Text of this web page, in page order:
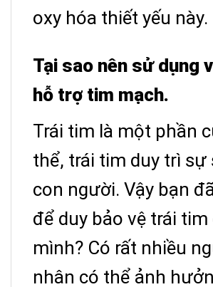
oxy hóa thiết yếu này.
Tại sao nên sử dụng
hỗ trợ tim mạch.
Trái tim là một phần
thể, trái tim duy trì sự
con người. Vậy bạn
để duy bảo vệ trái tim
mình? Có rất nhiều
nhân có thể ảnh